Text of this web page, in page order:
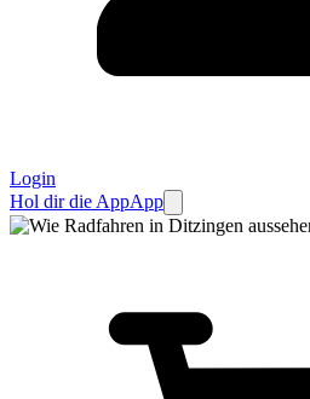
Login
Hol dir die AppApp